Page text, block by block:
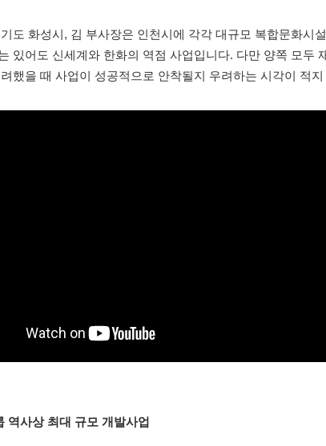
도 화성시, 김 부사장은 인천시에 각각 대규모 복합문화시
있어도 신세계와 한화의 역점 사업입니다. 다만 양쪽 모두
했을 때 사업이 성공적으로 안착될지 우려하는 시각이 적
역사상 최대 규모 개발사업